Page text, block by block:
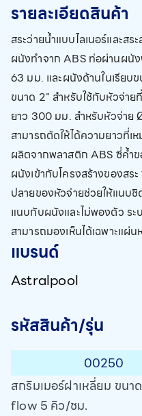
รายละเอียดสินค้า
สระว่ายน้ำแบบไลเนอร์และส
ผนังทำจาก ABS ท่อผ่านผนั
63 มม. และผนังด้านในเรียบ
ขนาด 2" สำหรับใช้กับหัวจ่า
ยาว 300 มม. สำหรับหัวจ่า
สามารถตัดให้ได้ความยาวที่เ
ผลิตจากพลาสติก ABS ซี่ค้ำ
ผนังเข้ากับโครงสร้างของสร
ปลายของหัวจ่ายช่วยให้แนบชิ
แนบกับผนังและไม่พองตัว ระ
สามารถมองเห็นได้เฉพาะแผ่
แบรนด์
Astralpool
รหัสสินค้า/รุ่น
00250
สกริมเมอร์ฝาเหลี่ยม ขนา
flow 5 คิว/ชม.